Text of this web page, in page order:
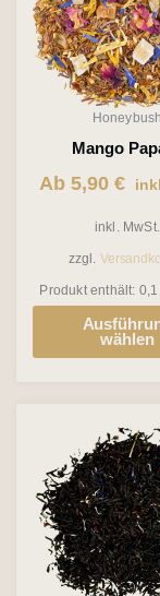
Honeybush
Mango
Ab 5,90 €
inkl. MwSt.
zzgl.
Produkt enthält: 0,1
wählen
auf.
Die
der
auf.